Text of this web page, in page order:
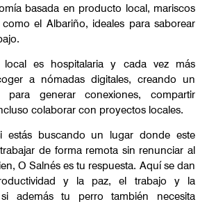
basada en producto local, mariscos
el Albariño, ideales para saborear
local es hospitalaria y cada vez más
a nómadas digitales, creando un
para generar conexiones, compartir
colaborar con proyectos locales.
estás buscando un lugar donde este
de forma remota sin renunciar al
O Salnés es tu respuesta. Aquí se dan
y la paz, el trabajo y la
además tu perro también necesita